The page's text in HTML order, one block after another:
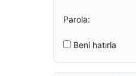
Parola:
Beni hatırla